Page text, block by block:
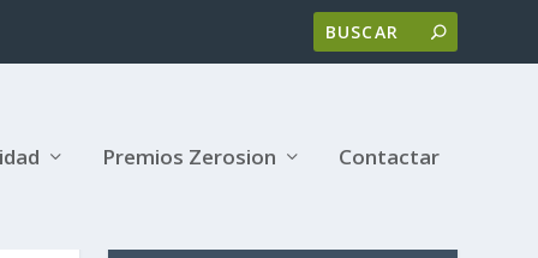
Premios Zerosion Contactar